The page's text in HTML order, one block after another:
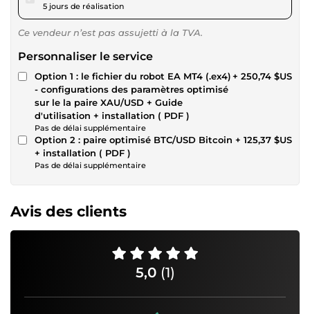
5 jours de réalisation
Ce vendeur n’est pas assujetti à la TVA.
Personnaliser le service
Option 1 : le fichier du robot EA MT4 (.ex4)
- configurations des paramètres optimisé
sur le la paire XAU/USD + Guide
d'utilisation + installation ( PDF )
Pas de délai supplémentaire
+ 250,74 $US
Option 2 : paire optimisé BTC/USD Bitcoin
+ installation ( PDF )
Pas de délai supplémentaire
+ 125,37 $US
Avis des clients
5,0 (1)